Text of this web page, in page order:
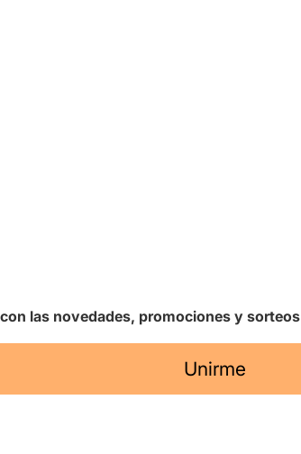
las novedades, promociones y sorteos
Unirme